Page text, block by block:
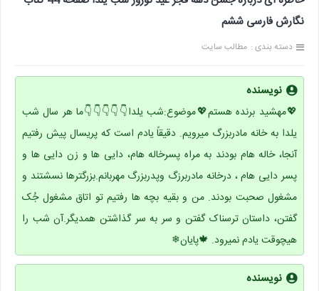
نگارش فارسی ششم
دسته بندی : مطالب سایت
نویسنده
💖مهشید برنده هستم💖موضوع:شب یلدا👇👇👇👇👇ما هر سال شب
یلدا به خانه مادربزرگ میرویم. دقیقاً یادم است که پریسال پیش رفتیم
آنجا، خاله هام بودند به مراه پسرخاله هام، دایی ها و زن دایی ها و
پسر دایی هام ، درخانه مادربرزگ وپدربزرگ مهربانم.بزرگترها نسشتند و
مشغول صحبت بودند. من و بقیه بچه ها رفتیم تو اتاق مشغول جُک
گفتن، داستان ترسناک گفتن و سر به سر گذاشتن همدیگر.آن شب را
هیچوقت یادم نمیرود. 🍁پایان❄
نویسنده